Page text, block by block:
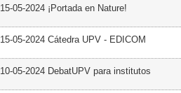
15-05-2024 ¡Portada en Nature!
15-05-2024 Cátedra UPV - EDICOM
10-05-2024 DebatUPV para institutos